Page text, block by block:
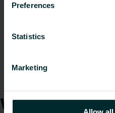
Preferences
Statistics
Marketing
Wie können